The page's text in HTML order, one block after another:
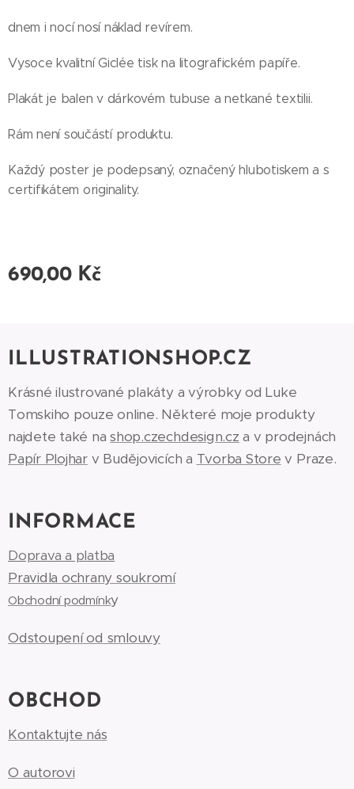
dnem i nocí nosí náklad revírem.
Vysoce kvalitní Giclée tisk na litografickém papíře.
Plakát je balen v dárkovém tubuse a netkané textilii.
Rám není součástí produktu.
Každý poster je podepsaný, označený hlubotiskem a s
certifikátem originality.
690,00Kč
ILLUSTRATIONSHOP.CZ
Krásné ilustrované plakáty a výrobky od Luke
Tomskiho pouze online. Některé moje produkty
najdete také nashop.czechdesign.cz a v prodejnách
Papír Plojharv Budějovicích a Tvorba Store v Praze.
INFORMACE
Doprava a platba
Pravidla ochrany soukromí
Obchodní podmínky
Odstoupení od smlouvy
OBCHOD
Kontaktujte nás
O autorovi